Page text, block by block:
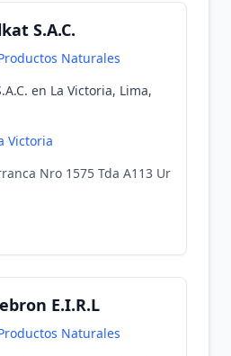
S.A.C.
Naturales
en La Victoria, Lima,
Victoria
Nro 1575 Tda A113 Ur
E.I.R.L
Naturales